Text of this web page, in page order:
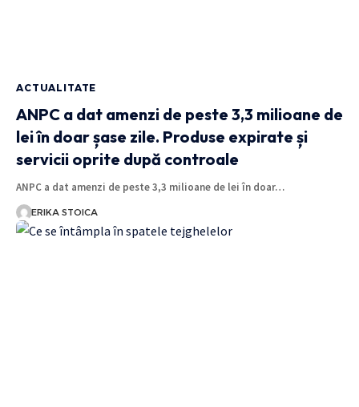
ACTUALITATE
ANPC a dat amenzi de peste 3,3 milioane de
lei în doar șase zile. Produse expirate și
servicii oprite după controale
ANPC a dat amenzi de peste 3,3 milioane de lei în doar…
ERIKA STOICA